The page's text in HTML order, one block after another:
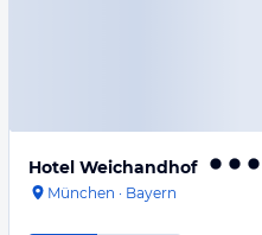
Hotel Weichandhof
München · Bayern